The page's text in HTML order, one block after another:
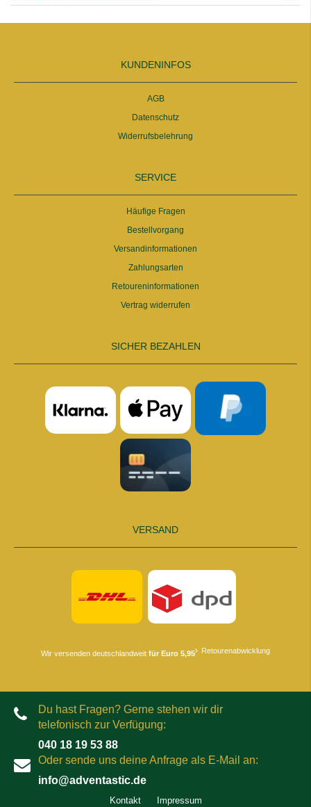
KUNDENINFOS
AGB
Datenschutz
Widerrufsbelehrung
SERVICE
Häufige Fragen
Bestellvorgang
Versandinformationen
Zahlungsarten
Retoureninformationen
Vertrag widerrufen
SICHER BEZAHLEN
VERSAND
Wir versenden deutschlandweit für Euro 5,95 Retourenabwicklung
Du hast Fragen? Gerne stehen wir dir
telefonisch zur Verfügung:
040 18 19 53 88
Oder sende uns deine Anfrage als E-Mail an:
info@adventastic.de
Kontakt Impressum